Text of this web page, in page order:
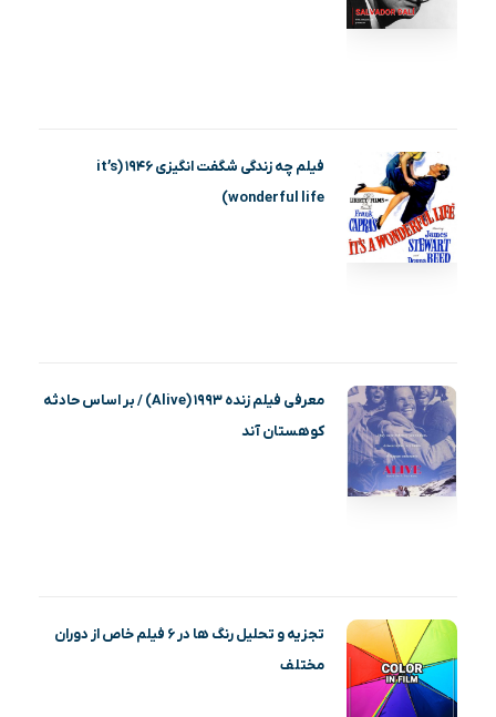
فیلم چه زندگی شگفت انگیزی ۱۹۴۶ (it’s
wonderful life)
معرفی فیلم زنده ۱۹۹۳ (Alive) / بر اساس حادثه
کوهستان آند
تجزیه و تحلیل رنگ ها در ۶ فیلم خاص از دوران
مختلف